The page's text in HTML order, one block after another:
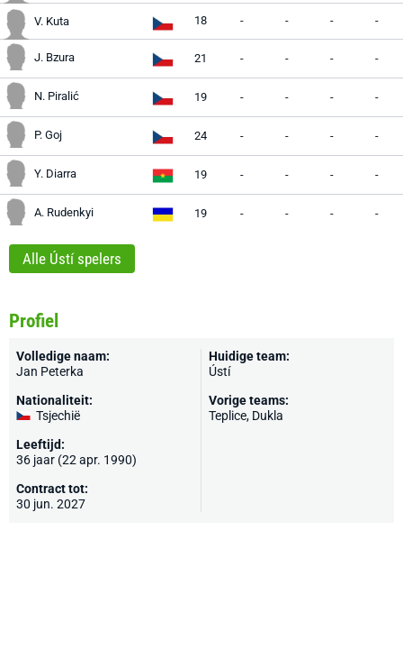
V. Kuta 18 - - - -
J. Bzura 21 - - - -
N. Piralić 19 - - - -
P. Goj 24 - - - -
Y. Diarra 19 - - - -
A. Rudenkyi 19 - - - -
Alle Ústí spelers
Profiel
Volledige naam:
Jan Peterka
Nationaliteit:
Tsjechië
Leeftijd:
36 jaar (22 apr. 1990)
Contract tot:
30 jun. 2027
Huidige team:
Ústí
Vorige teams:
Teplice, Dukla